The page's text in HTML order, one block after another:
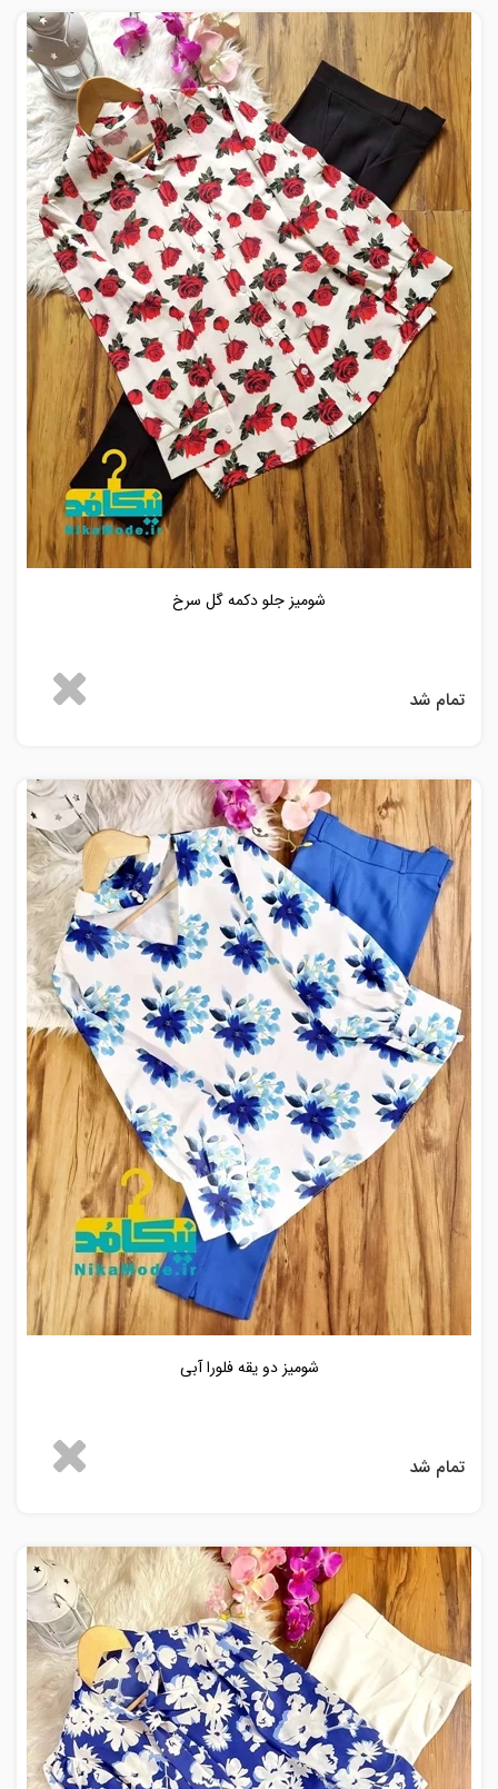
شومیز جلو دکمه گل سرخ
تمام شد
شومیز دو یقه فلورا آبی
تمام شد